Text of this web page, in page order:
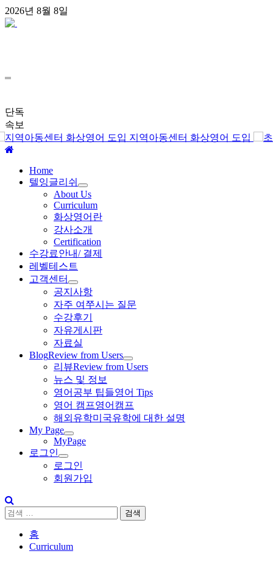
콘
텐
2026년 8월 8일
단독
속보
지역아동센터 화상영어 도입
Home
텔잉글리쉬
About Us
Curriculum
화상영어란
강사소개
Certification
수강료안내/ 결제
레벨테스트
고객센터
공지사항
자주 여쭈시는 질문
수강후기
자유게시판
자료실
BlogReview from Users
리뷰Review from Users
뉴스 및 정보
영어공부 팁들
로그인
로그인
홈
Curriculum